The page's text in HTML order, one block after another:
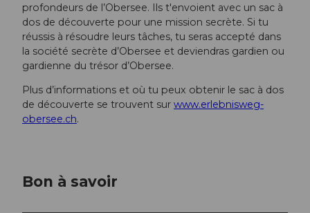
profondeurs de l’Obersee. Ils t'envoient avec un sac à
dos de découverte pour une mission secrète. Si tu
réussis à résoudre leurs tâches, tu seras accepté dans
la société secrète d’Obersee et deviendras gardien ou
gardienne du trésor d’Obersee.
Plus d’informations et où tu peux obtenir le sac à dos
de découverte se trouvent sur www.erlebnisweg-
obersee.ch.
Bon à savoir